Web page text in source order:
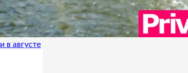
в августе